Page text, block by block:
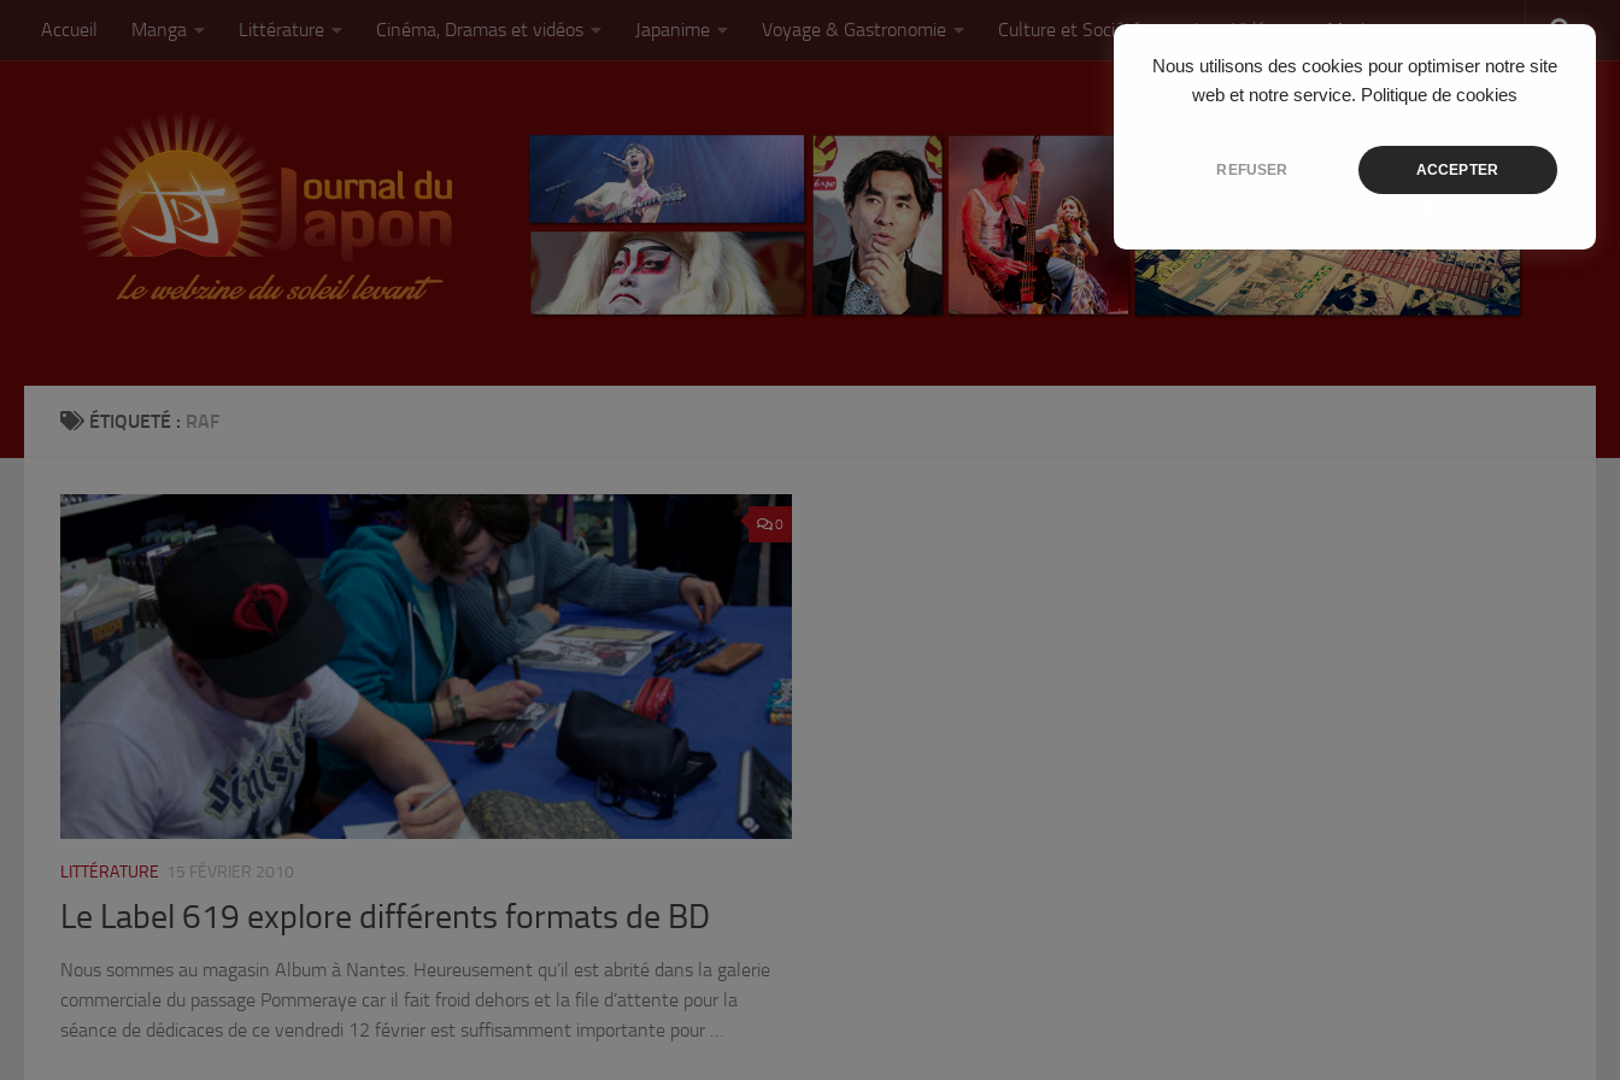
Nous utilisons des cookies pour optimiser notre site
web et notre service. Politique de cookies
REFUSER ACCEPTER
Skip to content
Accueil Manga Littérature Cinéma, Dramas et vidéos Japanime Voyage & Gastronomie Culture et Société Jeux Vidéo Musique
ÉTIQUETÉ : RAF
0
LITTÉRATURE 15 FÉVRIER 2010
Le Label 619 explore différents formats de BD
Nous sommes au magasin Album à Nantes. Heureusement qu’il est abrité dans la galerie
commerciale du passage Pommeraye car il fait froid dehors et la file d’attente pour la
séance de dédicaces de ce vendredi 12 février est suffisamment importante pour …